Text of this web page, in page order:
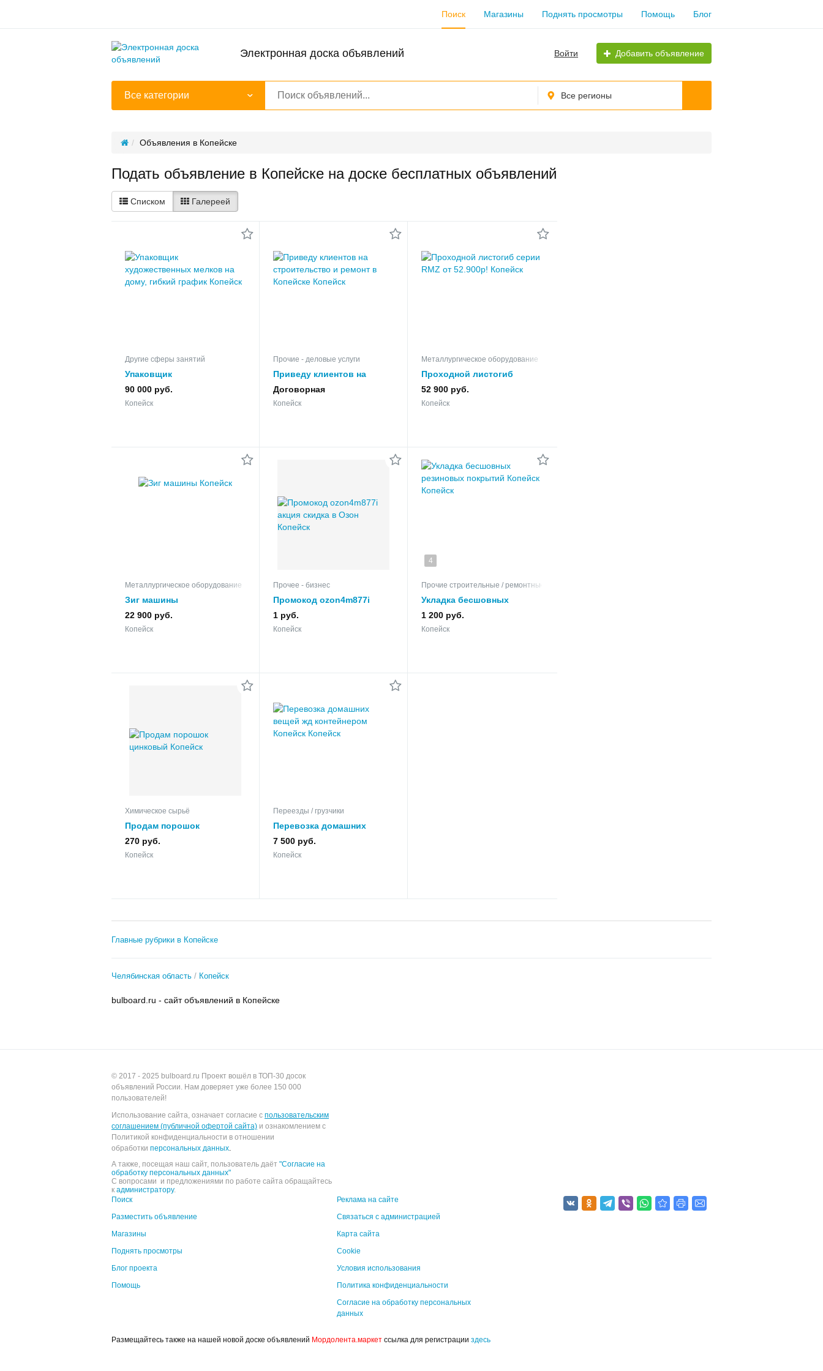
Поиск Магазины Поднять просмотры Помощь Блог
Электронная доска объявлений Войти Добавить объявление
Все категории Все регионы
Объявления в Копейске
Подать объявление в Копейске на доске бесплатных объявлений
Списком Галереей
Другие сферы занятий
Упаковщик
художественных мелков на
дому, гибкий график
90 000 руб.
Копейск
Прочие - деловые услуги
Приведу клиентов на
строительство и ремонт в
Копейскe
Договорная
Копейск
Металлургическое оборудование
Проходной листогиб
серии RMZ от 52.900р!
52 900 руб.
Копейск
Металлургическое оборудование
Зиг машины
22 900 руб.
Копейск
Прочее - бизнес
Промокод ozon4m877i
акция скидка в Озон
1 руб.
Копейск
4
Прочие строительные / ремонтные услуги
Укладка бесшовных
резиновых покрытий
Копейск
1 200 руб.
Копейск
Химическое сырьё
Продам порошок
цинковый
270 руб.
Копейск
Переезды / грузчики
Перевозка домашних
вещей жд контейнером
Копейск
7 500 руб.
Копейск
Главные рубрики в Копейске
Челябинская область Копейск
bulboard.ru - сайт объявлений в Копейске
© 2017 - 2025 bulboard.ru Проект вошёл в ТОП-30 досок
объявлений России. Нам доверяет уже более 150 000
пользователей!
Использование сайта, означает согласие с пользовательским
соглашением (публичной офертой сайта) и ознакомлением с
Политикой конфиденциальности в отношении
обработки персональных данных.
А также, посещая наш сайт, пользователь даёт "Согласие на
обработку персональных данных"
С вопросами и предложениями по работе сайта обращайтесь
к администратору.
Поиск
Разместить объявление
Магазины
Поднять просмотры
Блог проекта
Помощь
Реклама на сайте
Связаться с администрацией
Карта сайта
Cookie
Условия использования
Политика конфиденциальности
Согласие на обработку персональных
данных
Размещайтесь также на нашей новой доске объявлений Мордолента.маркет ссылка для регистрации здесь